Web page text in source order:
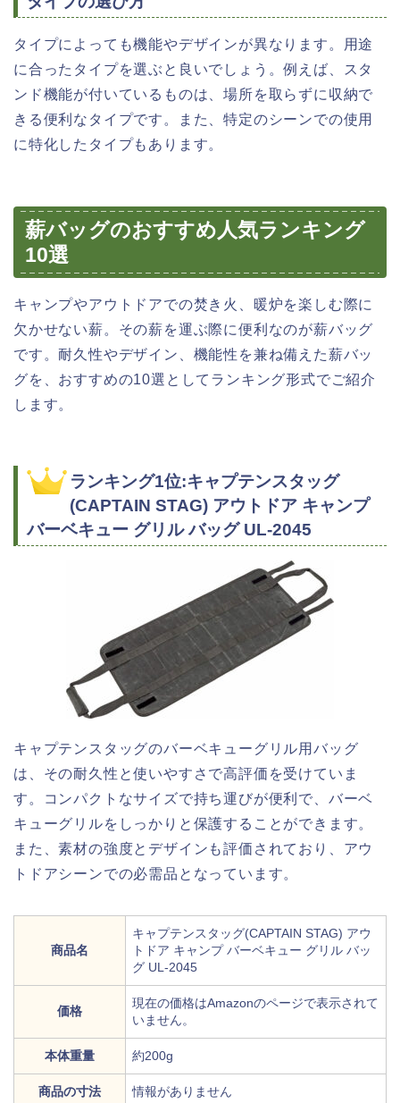
タイプによっても機能やデザインが異なります。用途
に合ったタイプを選ぶと良いでしょう。例えば、スタ
ンド機能が付いているものは、場所を取らずに収納で
きる便利なタイプです。また、特定のシーンでの使用
に特化したタイプもあります。
薪バッグのおすすめ人気ランキング
10選
キャンプやアウトドアでの焚き火、暖炉を楽しむ際に
欠かせない薪。その薪を運ぶ際に便利なのが薪バッグ
です。耐久性やデザイン、機能性を兼ね備えた薪バッ
グを、おすすめの10選としてランキング形式でご紹介
します。
ランキング1位:キャプテンスタッグ
(CAPTAIN STAG) アウトドア キャンプ
バーベキュー グリル バッグ UL-2045
キャプテンスタッグのバーベキューグリル用バッグ
は、その耐久性と使いやすさで高評価を受けていま
す。コンパクトなサイズで持ち運びが便利で、バーベ
キューグリルをしっかりと保護することができます。
また、素材の強度とデザインも評価されており、アウ
トドアシーンでの必需品となっています。
商品名
キャプテンスタッグ(CAPTAIN STAG) アウ
トドア キャンプ バーベキュー グリル バッ
グ UL-2045
価格
現在の価格はAmazonのページで表示されて
いません。
本体重量 約200g
商品の寸法 情報がありません